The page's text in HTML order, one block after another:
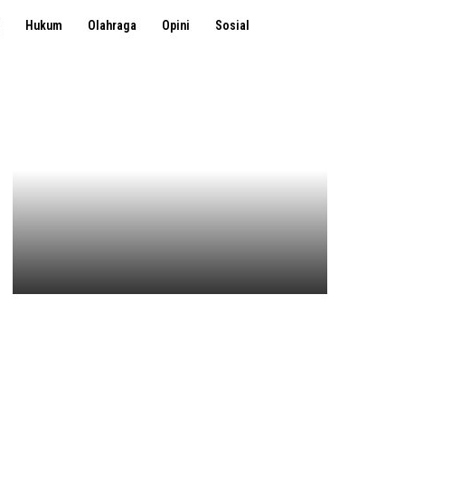
Hukum Olahraga Opini Sosial